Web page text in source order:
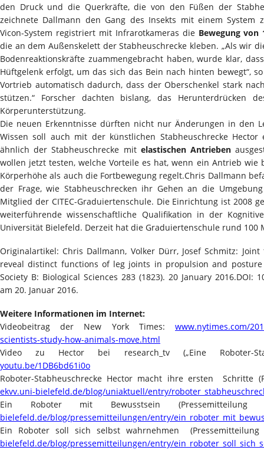
den Druck und die Querkräfte, die von den Füßen der
zeichnete Dallmann den Gang des Insekts mit einem System
Vicon-System registriert mit Infrarotkameras die Bewegung
die an dem Außenskelett der Stabheuschrecke kleben. „Als wir
Bodenreaktionskräfte zuammengebracht haben, wurde klar,
Hüftgelenk erfolgt, um das sich das Bein nach hinten bewegt“,
Vortrieb automatisch dadurch, dass der Oberschenkel stark
stützen.“ Forscher dachten bislang, das Herunterdrücken
Körperunterstützung.
Die neuen Erkenntnisse dürften nicht nur Änderungen in den
Wissen soll auch mit der künstlichen Stabheuschrecke
ähnlich der Stabheuschrecke mit elastischen Antrieben
wollen jetzt testen, welche Vorteile es hat, wenn ein Antrieb wie
Körperhöhe als auch die Fortbewegung regelt.Chris Dallmann
der Frage, wie Stabheuschrecken ihr Gehen an die
Mitglied der CITEC-Graduiertenschule. Die Einrichtung ist 2008
weiterführende wissenschaftliche Qualifikation in der
Universität Bielefeld. Derzeit hat die Graduiertenschule rund 100
Originalartikel: Chris Dallmann, Volker Dürr, Josef Schmitz:
reveal distinct functions of leg joints in propulsion and posture
Society B: Biological Sciences 283 (1823). 20 January 2016.DOI:
am 20. Januar 2016.
Weitere Informationen im Internet:
Videobeitrag der New York Times: www.nytimes.com/
scientists-study-how-animals-move.html
Video zu Hector bei research_tv („Eine Roboter-
youtu.be/1DB6bd61i0o
Roboter-Stabheuschrecke Hector macht ihre ersten Schritte
ekvv.uni-bielefeld.de/blog/uniaktuell/entry/
Ein Roboter mit Bewusstsein
bielefeld.de/blog/pressemitteilungen/entry/
Ein Roboter soll sich selbst wahrnehmen (Pressemitteilung
bielefeld.de/blog/pressemitteilungen/entry/